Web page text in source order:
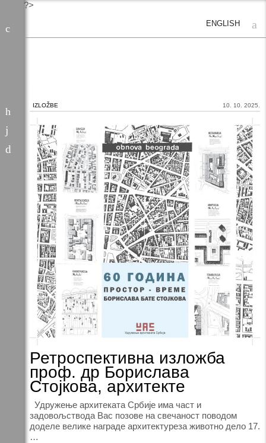
?>
ENGLISH
IZLOŽBE 10. 10. 2025.
Ретроспективна изложба
проф. др Борислава
Стојкова, архитекте
Удружење архитеката Србије има част и
задовољствода Вас позове на свечаност поводом
доделе велике награде архитектуреза животно дело 17.
…